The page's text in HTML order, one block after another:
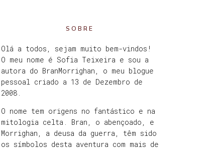
SOBRE
Olá a todos, sejam muito bem-vindos!
O meu nome é Sofia Teixeira e sou a
autora do BranMorrighan, o meu blogue
pessoal criado a 13 de Dezembro de
2008.
O nome tem origens no fantástico e na
mitologia celta. Bran, o abençoado, e
Morrighan, a deusa da guerra, têm sido
os símbolos desta aventura com mais de